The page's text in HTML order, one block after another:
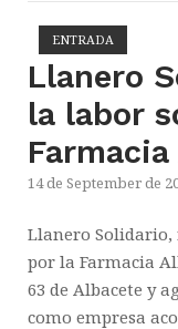
ENTRADA
Llanero
la labor
14 de September de
Llanero Solidario,
por la Farmacia
63 de Albacete y
como empresa